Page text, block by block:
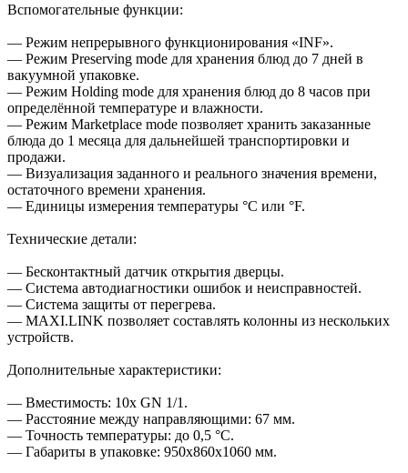
Вспомогательные функции:
— Режим непрерывного функционирования «INF».
— Режим Preserving mode для хранения блюд до 7 дней в
вакуумной упаковке.
— Режим Holding mode для хранения блюд до 8 часов при
определённой температуре и влажности.
— Режим Marketplace mode позволяет хранить заказанные
блюда до 1 месяца для дальнейшей транспортировки и
продажи.
— Визуализация заданного и реального значения времени,
остаточного времени хранения.
— Единицы измерения температуры °C или °F.
Технические детали:
— Бесконтактный датчик открытия дверцы.
— Система автодиагностики ошибок и неисправностей.
— Система защиты от перегрева.
— MAXI.LINK позволяет составлять колонны из нескольких
устройств.
Дополнительные характеристики:
— Вместимость: 10х GN 1/1.
— Расстояние между направляющими: 67 мм.
— Точность температуры: до 0,5 °C.
— Габариты в упаковке: 950х860х1060 мм.